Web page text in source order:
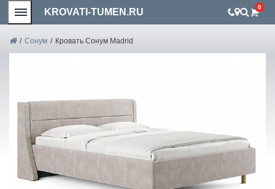
KROVATI-TUMEN.RU 0
/ Сонум / Кровать Сонум Madrid